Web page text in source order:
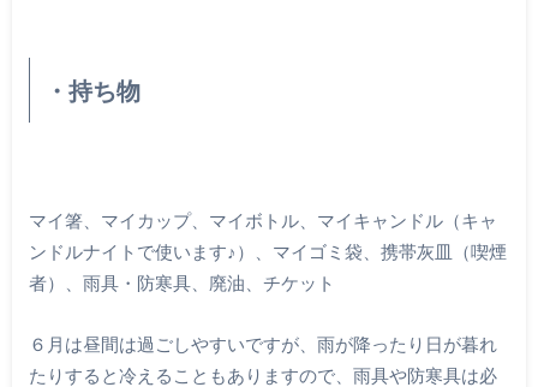
・持ち物
マイ箸、マイカップ、マイボトル、マイキャンドル（キャ
ンドルナイトで使います♪）、マイゴミ袋、携帯灰皿（喫煙
者）、雨具・防寒具、廃油、チケット
６月は昼間は過ごしやすいですが、雨が降ったり日が暮れ
たりすると冷えることもありますので、雨具や防寒具は必